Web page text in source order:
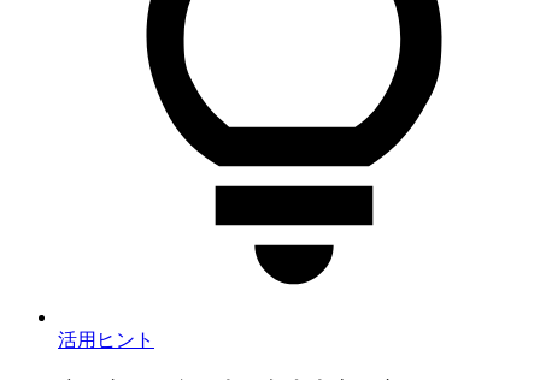
活用ヒント